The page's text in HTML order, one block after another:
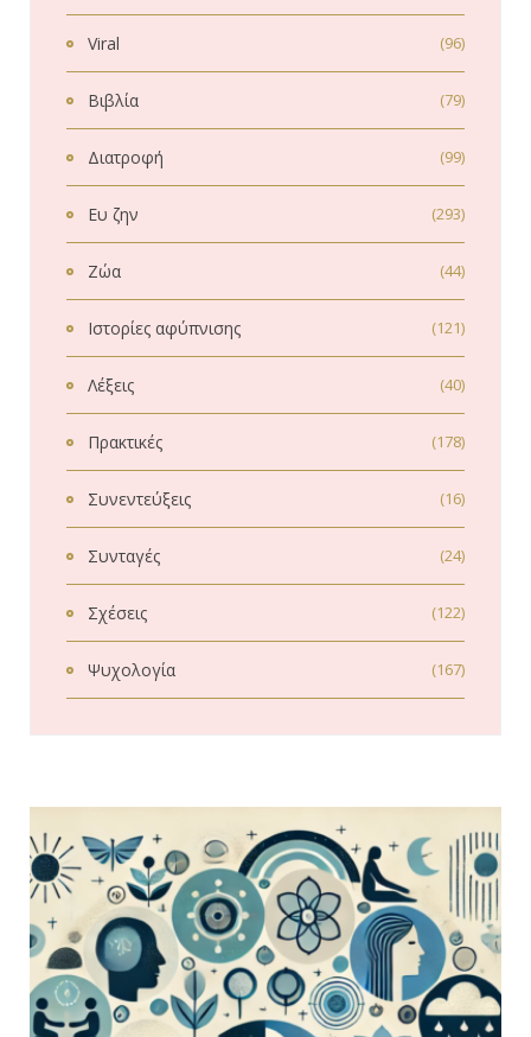
Viral (96)
Βιβλία (79)
Διατροφή (99)
Ευ ζην (293)
Ζώα (44)
Ιστορίες αφύπνισης (121)
Λέξεις (40)
Πρακτικές (178)
Συνεντεύξεις (16)
Συνταγές (24)
Σχέσεις (122)
Ψυχολογία (167)